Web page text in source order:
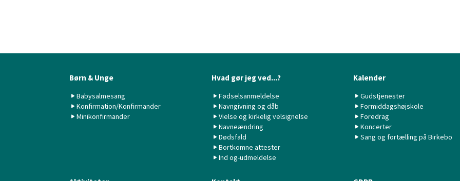
Børn & Unge
Babysalmesang
Konfirmation/Konfirmander
Minikonfirmander
Hvad gør jeg ved...?
Fødselsanmeldelse
Navngivning og dåb
Vielse og kirkelig velsignelse
Navneændring
Dødsfald
Bortkomne attester
Ind og-udmeldelse
Kalender
Gudstjenester
Formiddagshøjskole
Foredrag
Koncerter
Sang og fortælling på Birkebo